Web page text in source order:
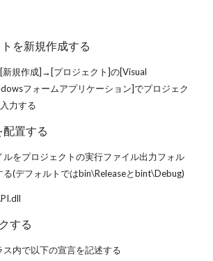
を新規作成する
規作成]→[プロジェクト]の[Visual
フォームアプリケーション]でプロジェク
力する
配置する
ルをプロジェクトの実行ファイル出力フォル
る(デフォルトではbin\Releaseとbint\Debug)
する
ス内で以下の宣言を記述する